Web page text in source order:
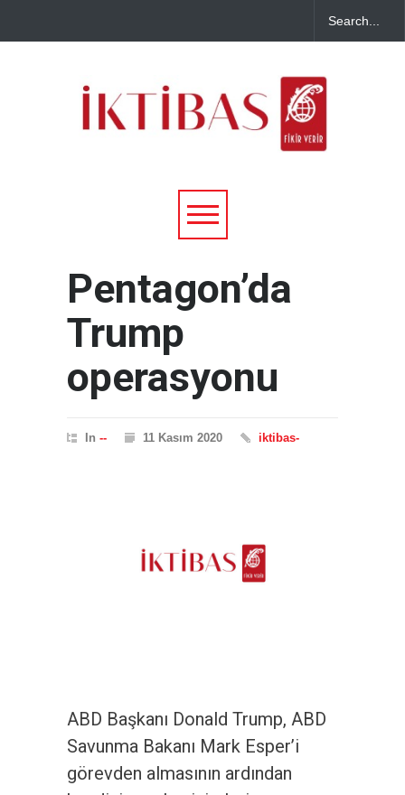
Pentagon’da
Trump
operasyonu
In -- 11 Kasım 2020 iktibas-
ABD Başkanı Donald Trump, ABD
Savunma Bakanı Mark Esper’i
görevden almasının ardından